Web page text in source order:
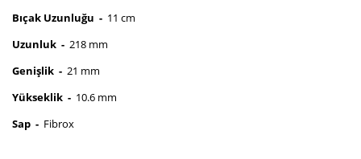
Bıçak Uzunluğu - 11 cm
Uzunluk - 218 mm
Genişlik - 21 mm
Yükseklik - 10.6 mm
Sap - Fibrox